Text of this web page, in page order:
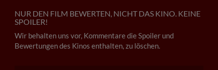
NUR DEN FILM BEWERTEN, NICHT DAS KINO. KEINE
SPOILER!
Wir behalten uns vor, Kommentare die Spoiler und
Bewertungen des Kinos enthalten, zu löschen.